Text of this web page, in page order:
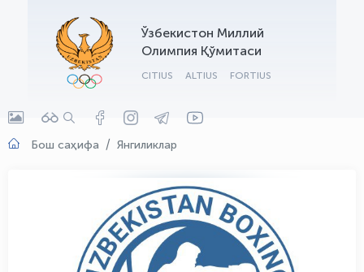
Ўзбекистон Миллий
Олимпия Қўмитаси
CITIUS ALTIUS FORTIUS
Бош саҳифа Янгиликлар
OLYMPCHIK AI - yordamchi
Онлайн · olympic.uz